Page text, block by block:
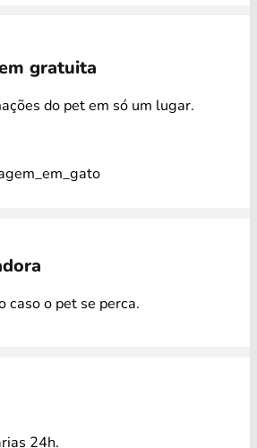
gratuita
do pet em só um lugar.
caso o pet se perca.
24h.